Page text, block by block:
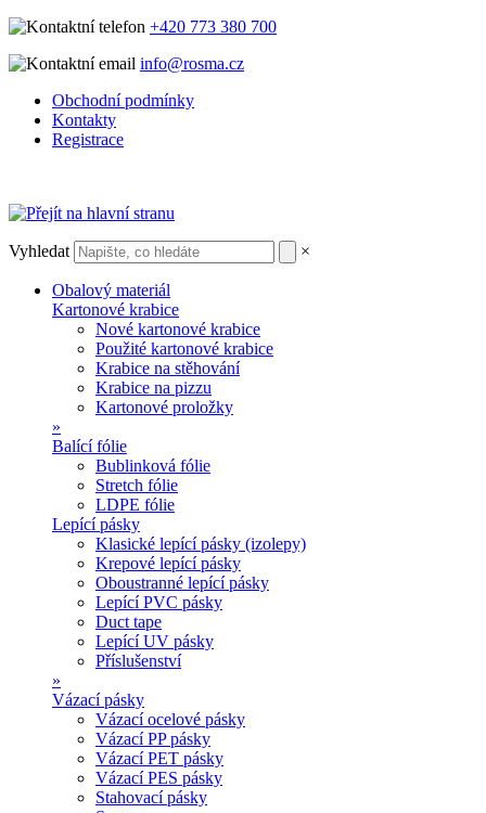
+420 773 380 700
info@rosma.cz
Obchodní podmínky
Kontakty
Registrace
Vyhledat ×
Obalový materiál
Kartonové krabice
Nové kartonové krabice
Použité kartonové krabice
Krabice na stěhování
Krabice na pizzu
Kartonové proložky
»
Balící fólie
Bublinková fólie
Stretch fólie
LDPE fólie
Lepící pásky
Klasické lepící pásky (izolepy)
Krepové lepící pásky
Oboustranné lepící pásky
Lepící PVC pásky
Duct tape
Lepící UV pásky
Příslušenství
»
Vázací pásky
Vázací ocelové pásky
Vázací PP pásky
Vázací PET pásky
Vázací PES pásky
Stahovací pásky